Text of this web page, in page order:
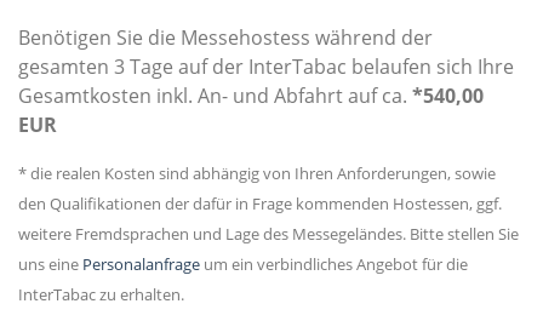
Benötigen Sie die Messehostess während der
gesamten 3 Tage auf der InterTabac belaufen sich Ihre
Gesamtkosten inkl. An- und Abfahrt auf ca. *540,00
EUR
* die realen Kosten sind abhängig von Ihren Anforderungen, sowie
den Qualifikationen der dafür in Frage kommenden Hostessen, ggf.
weitere Fremdsprachen und Lage des Messegeländes. Bitte stellen Sie
uns eine Personalanfrage um ein verbindliches Angebot für die
InterTabac zu erhalten.